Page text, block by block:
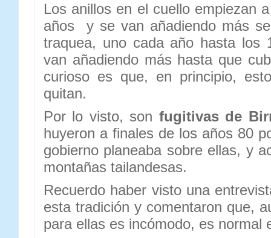
Los anillos en el cuello empiezan
años y se van añadiendo más
traquea, uno cada año hasta
van añadiendo más hasta que
curioso es que, en principio,
quitan.
Por lo visto, son fugitivas de
huyeron a finales de los años 80
gobierno planeaba sobre ellas, y
montañas tailandesas.
Recuerdo haber visto una
esta tradición y comentaron que,
para ellas es incómodo, es normal